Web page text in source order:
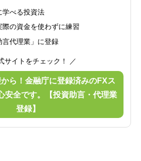
学べる投資法
の資金を使わずに練習
言代理業」に登録
サイトをチェック！ ／
ら！金融庁に登録済みのFXス
安全です。【投資助言・代理業
登録】